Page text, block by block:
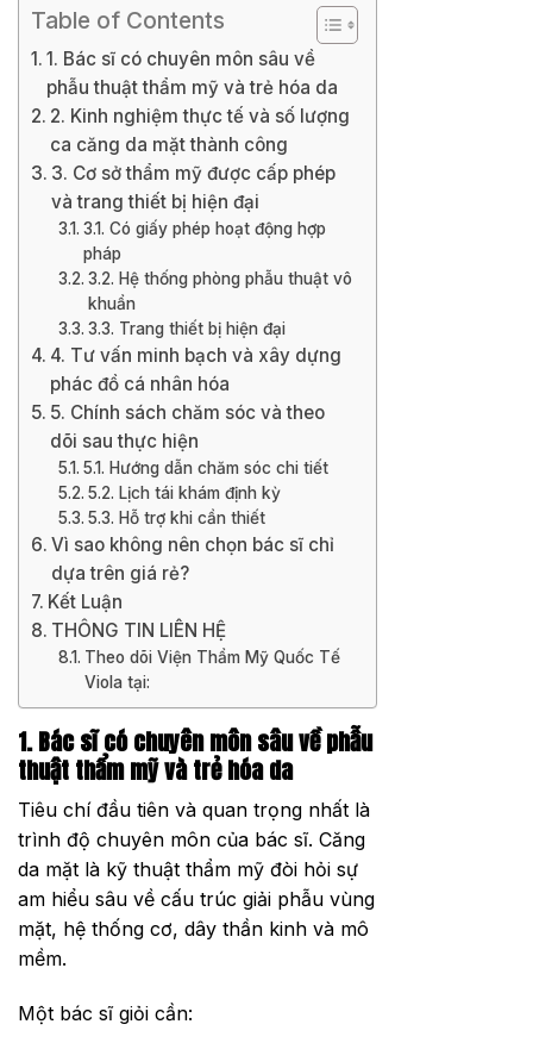
Table of Contents
1. Bác sĩ có chuyên môn sâu về
phẫu thuật thẩm mỹ và trẻ hóa da
2. Kinh nghiệm thực tế và số lượng
ca căng da mặt thành công
3. Cơ sở thẩm mỹ được cấp phép
và trang thiết bị hiện đại
3.1. Có giấy phép hoạt động hợp
pháp
3.2. Hệ thống phòng phẫu thuật vô
khuẩn
3.3. Trang thiết bị hiện đại
4. Tư vấn minh bạch và xây dựng
phác đồ cá nhân hóa
5. Chính sách chăm sóc và theo
dõi sau thực hiện
5.1. Hướng dẫn chăm sóc chi tiết
5.2. Lịch tái khám định kỳ
5.3. Hỗ trợ khi cần thiết
Vì sao không nên chọn bác sĩ chỉ
dựa trên giá rẻ?
Kết Luận
THÔNG TIN LIÊN HỆ
Theo dõi Viện Thẩm Mỹ Quốc Tế
Viola tại:
1. Bác sĩ có chuyên môn sâu về phẫu
thuật thẩm mỹ và trẻ hóa da
Tiêu chí đầu tiên và quan trọng nhất là
trình độ chuyên môn của bác sĩ. Căng
da mặt là kỹ thuật thẩm mỹ đòi hỏi sự
am hiểu sâu về cấu trúc giải phẫu vùng
mặt, hệ thống cơ, dây thần kinh và mô
mềm.
Một bác sĩ giỏi cần: